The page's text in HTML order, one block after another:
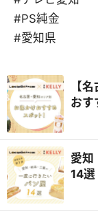
#PS純金
#愛知県
【
おす
愛知
14選